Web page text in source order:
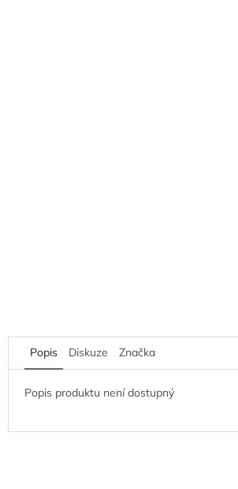
Popis Diskuze Značka
Popis produktu není dostupný